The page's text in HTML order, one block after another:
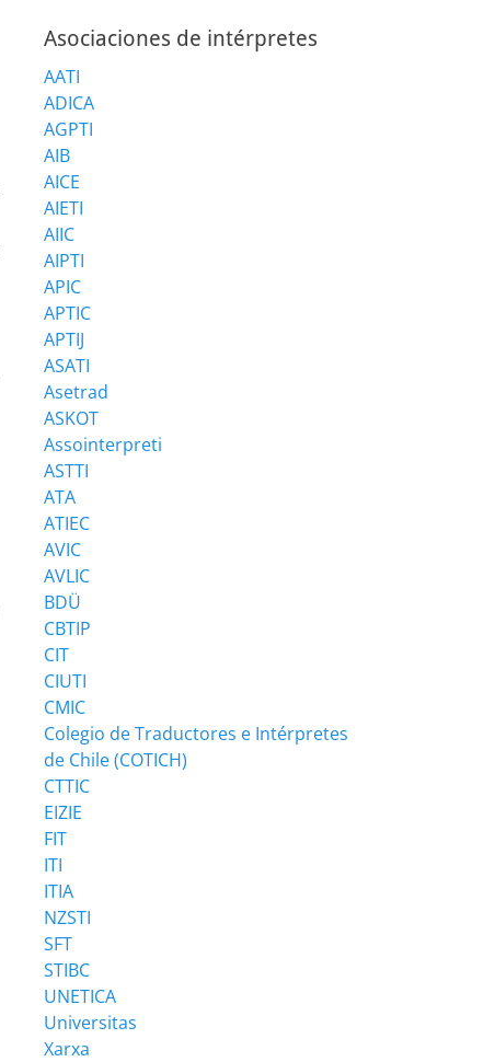
Asociaciones de intérpretes
AATI
ADICA
AGPTI
AIB
AICE
AIETI
AIIC
AIPTI
APIC
APTIC
APTIJ
ASATI
Asetrad
ASKOT
Assointerpreti
ASTTI
ATA
ATIEC
AVIC
AVLIC
BDÜ
CBTIP
CIT
CIUTI
CMIC
Colegio de Traductores e Intérpretes
de Chile (COTICH)
CTTIC
EIZIE
FIT
ITI
ITIA
NZSTI
SFT
STIBC
UNETICA
Universitas
Xarxa